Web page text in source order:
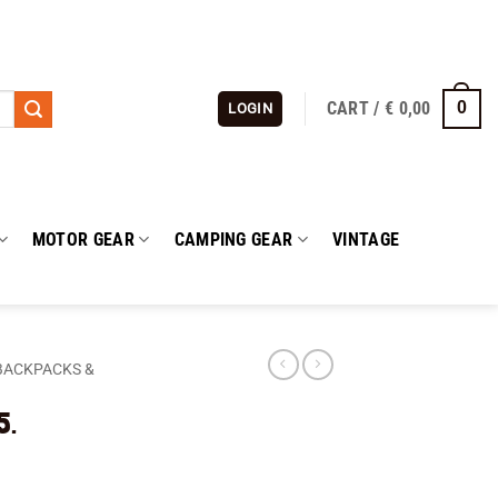
LOGIN CART / € 0,00 0
MOTOR GEAR CAMPING GEAR VINTAGE
&